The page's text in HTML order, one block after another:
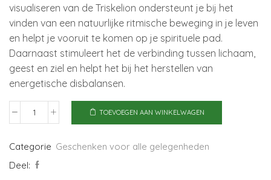
visualiseren van de Triskelion ondersteunt je bij het
vinden van een natuurlijke ritmische beweging in je leven
en helpt je vooruit te komen op je spirituele pad.
Daarnaast stimuleert het de verbinding tussen lichaam,
geest en ziel en helpt het bij het herstellen van
energetische disbalansen.
Ocean
met
natuurlijk
vel
TOEVOEGEN AAN WINKELWAGEN
Categorie Geschenken voor alle gelegenheden
Deel: